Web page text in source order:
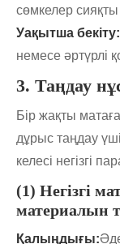
сөмкелер
Уақытша бекіту:
немесе әртүрлі
3. Таңдау
Бір жақты
дұрыс таңдау
келесі негізгі
(1) Негізгі
материалын
Қалыңдығы: